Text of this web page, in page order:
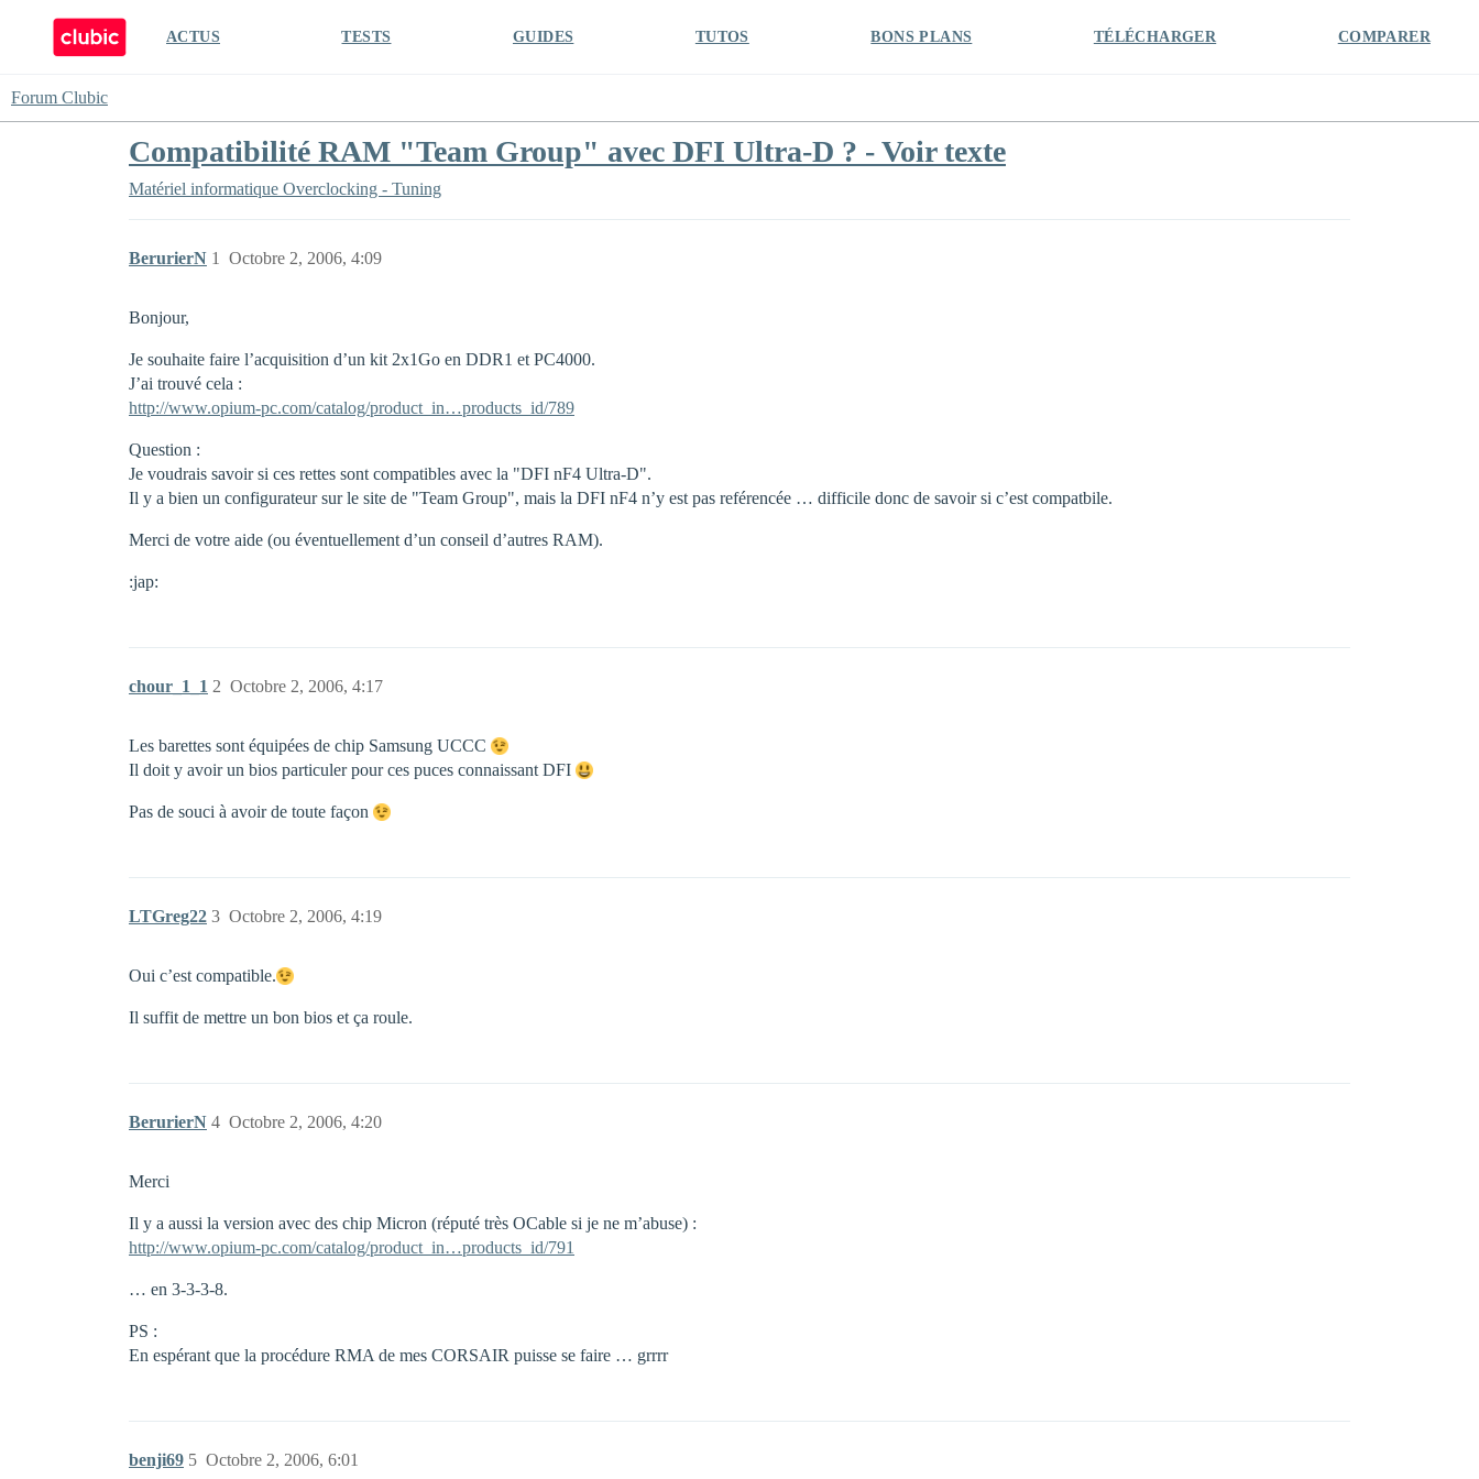
ACTUS TESTS GUIDES TUTOS BONS PLANS TÉLÉCHARGER COMPARER
Forum Clubic
Compatibilité RAM "Team Group" avec DFI Ultra-D ? - Voir texte
Matériel informatique Overclocking - Tuning
BerurierN Octobre 2, 2006, 4:09
1
Bonjour,
Je souhaite faire l’acquisition d’un kit 2x1Go en DDR1 et PC4000.
J’ai trouvé cela :
http://www.opium-pc.com/catalog/product_in…products_id/789
Question :
Je voudrais savoir si ces rettes sont compatibles avec la "DFI nF4 Ultra-D".
Il y a bien un configurateur sur le site de "Team Group", mais la DFI nF4 n’y est pas reférencée … difficile donc de savoir si c’est compatbile.
Merci de votre aide (ou éventuellement d’un conseil d’autres RAM).
:jap:
chour_1_1 Octobre 2, 2006, 4:17
2
Les barettes sont équipées de chip Samsung UCCC
Il doit y avoir un bios particuler pour ces puces connaissant DFI
Pas de souci à avoir de toute façon
LTGreg22 Octobre 2, 2006, 4:19
3
Oui c’est compatible.
Il suffit de mettre un bon bios et ça roule.
BerurierN Octobre 2, 2006, 4:20
4
Merci
Il y a aussi la version avec des chip Micron (réputé très OCable si je ne m’abuse) :
http://www.opium-pc.com/catalog/product_in…products_id/791
… en 3-3-3-8.
PS :
En espérant que la procédure RMA de mes CORSAIR puisse se faire … grrrr
benji69 Octobre 2, 2006, 6:01
5